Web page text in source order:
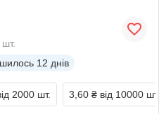
12 днів
2000 шт. 3,60 ₴ від 10000 шт.